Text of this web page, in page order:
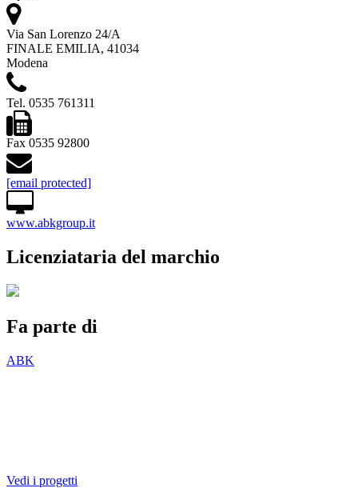
Via San Lorenzo 24/A
FINALE EMILIA, 41034
Modena
Tel. 0535 761311
Fax 0535 92800
[email protected]
www.abkgroup.it
Licenziataria del marchio
Fa parte di
ABK
Vedi i progetti